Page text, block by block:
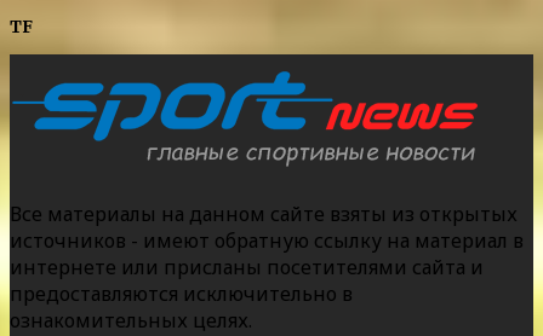
TF
Все материалы на данном сайте взяты из открытых
источников - имеют обратную ссылку на материал в
интернете или присланы посетителями сайта и
предоставляются исключительно в
ознакомительных целях.